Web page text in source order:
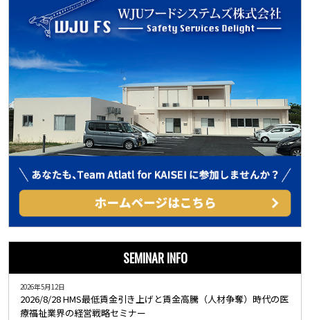
SEMINAR INFO
2026/8/28 HMS最低賃金引き上げと賃金高騰（人材争奪）時代の医
療福祉業界の経営戦略セミナー
2026年5月12日